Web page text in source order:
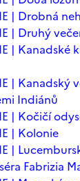
| Drobná
| Druhý
| Kanadské
| Kanadský
Indiánů
| Kočičí
| Kolonie
|
Fabrizia